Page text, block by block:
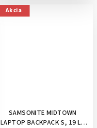
Akcia
SAMSONITE MIDTOWN
LAPTOP BACKPACK S, 19 L -